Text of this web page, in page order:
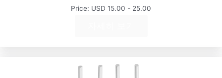
Price: USD 15.00 - 25.00